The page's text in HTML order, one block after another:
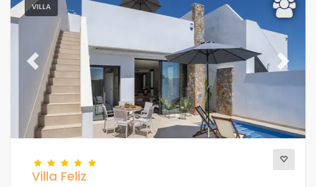
VILLA
Previous Next
Villa Feliz